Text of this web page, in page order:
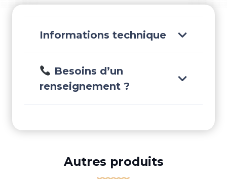
RF9.8BML
Informations technique
Besoins d’un
renseignement ?
Autres produits